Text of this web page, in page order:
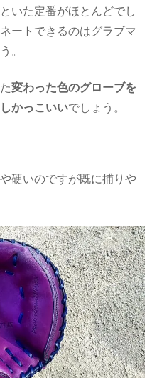
いた定番がほとんどでし
ートできるのはグラブマ
。
変わった色のグローブを
かっこいいでしょう。
硬いのですが既に捕りや